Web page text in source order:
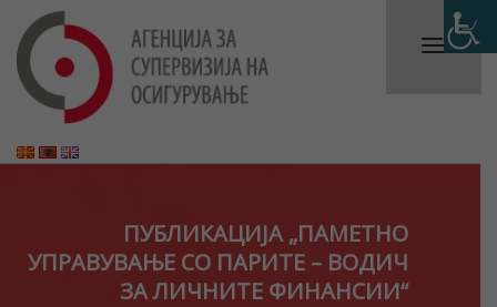
ПУБЛИКАЦИЈА „ПАМЕТНО
УПРАВУВАЊЕ СО ПАРИТЕ – ВОДИЧ
ЗА ЛИЧНИТЕ ФИНАНСИИ“